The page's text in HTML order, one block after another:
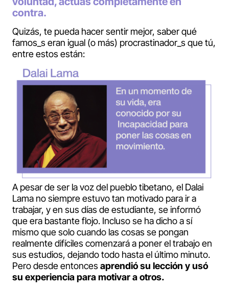
contra.
Quizás, te pueda hacer sentir mejor, saber qué
famos_s eran igual (o más) procrastinador_s que tú,
entre estos están:
A pesar de ser la voz del pueblo tibetano, el Dalai
Lama no siempre estuvo tan motivado para ir a
trabajar, y en sus días de estudiante, se informó
que era bastante flojo. Incluso se ha dicho a sí
mismo que solo cuando las cosas se pongan
realmente difíciles comenzará a poner el trabajo en
sus estudios, dejando todo hasta el último minuto.
Pero desde entonces aprendió su lección y usó
su experiencia para motivar a otros.